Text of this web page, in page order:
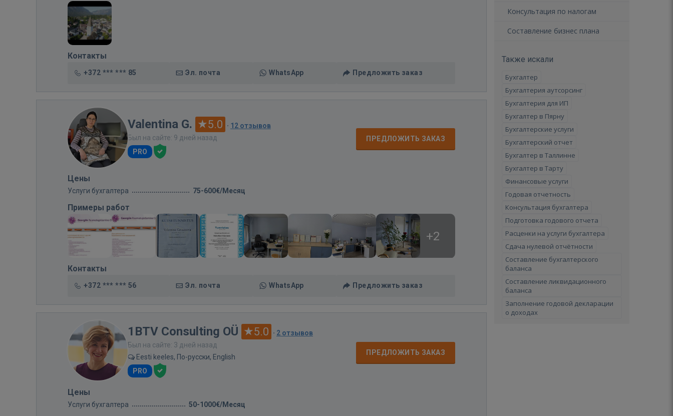
Контакты
+372 *** *** 85 Эл. почта WhatsApp Предложить заказ
Valentina G. 5.0 · 12 отзывов
Был на сайте: 9 дней назад
PRO
ПРЕДЛОЖИТЬ ЗАКАЗ
Цены
Услуги бухгалтера 75-600€/Месяц
Примеры работ
+2
Контакты
+372 *** *** 56 Эл. почта WhatsApp Предложить заказ
1BTV Consulting OÜ 5.0 · 2 отзывов
Был на сайте: 3 дней назад
Eesti keeles, По-русски, English
PRO
ПРЕДЛОЖИТЬ ЗАКАЗ
Цены
Услуги бухгалтера 50-1000€/Месяц
Консультация по налогам
Составление бизнес плана
Также искали
Бухгалтер
Бухгалтерия аутсорсинг
Бухгалтерия для ИП
Бухгалтер в Пярну
Бухгалтерские услуги
Бухгалтерский отчет
Бухгалтер в Таллинне
Бухгалтер в Тарту
Финансовые услуги
Годовая отчетность
Консультация бухгалтера
Подготовка годового отчета
Расценки на услуги бухгалтера
Сдача нулевой отчётности
Составление бухгалтерского
баланса
Составление ликвидационного
баланса
Заполнение годовой декларации
о доходах